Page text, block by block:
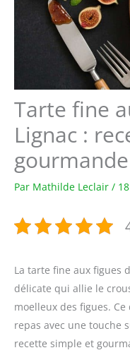
Tarte fine
Lignac :
gourmande
Par Mathilde Leclair /
La tarte fine aux figues
délicate qui allie le
moelleux des figues.
repas avec une touche
recette simple et